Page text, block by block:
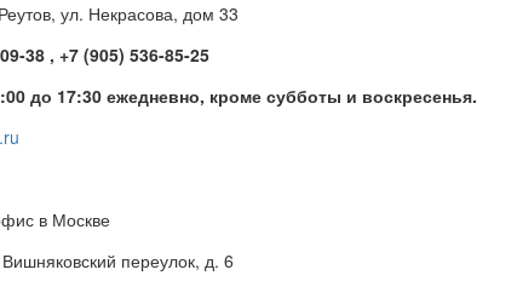
ул. Некрасова, дом 33
38 , +7 (905) 536-85-25
до 17:30 ежедневно, кроме субботы и воскресенья.
в Москве
переулок, д. 6